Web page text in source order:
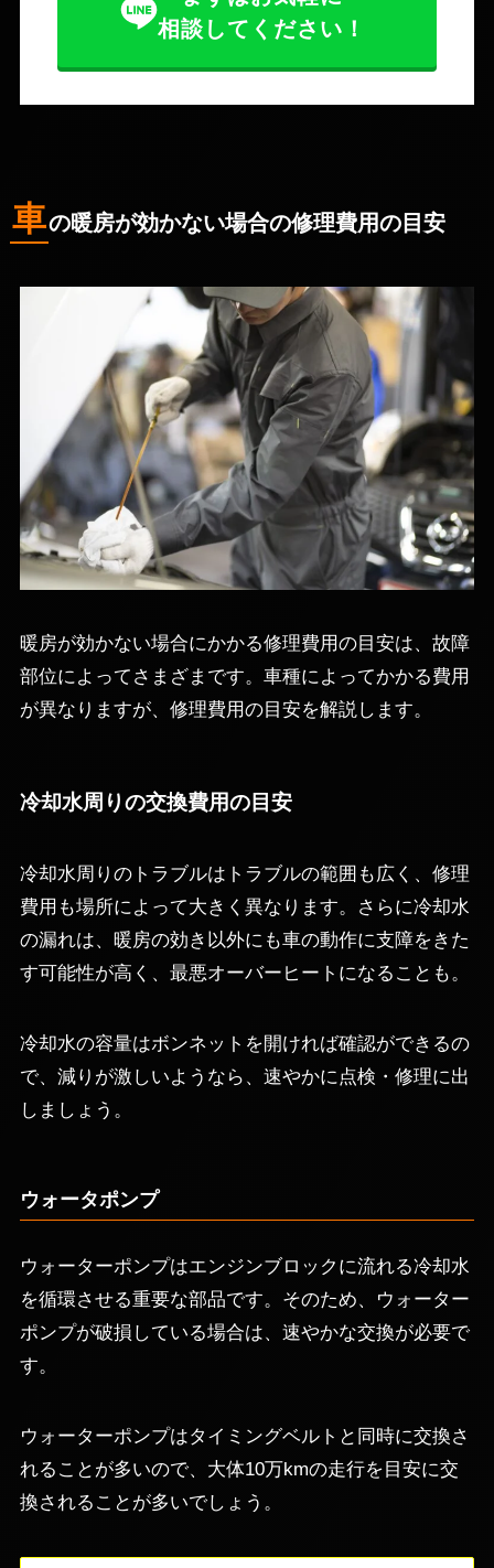
相談してください！
車の暖房が効かない場合の修理費用の目安
暖房が効かない場合にかかる修理費用の目安は、故障
部位によってさまざまです。車種によってかかる費用
が異なりますが、修理費用の目安を解説します。
冷却水周りの交換費用の目安
冷却水周りのトラブルはトラブルの範囲も広く、修理
費用も場所によって大きく異なります。さらに冷却水
の漏れは、暖房の効き以外にも車の動作に支障をきた
す可能性が高く、最悪オーバーヒートになることも。
冷却水の容量はボンネットを開ければ確認ができるの
で、減りが激しいようなら、速やかに点検・修理に出
しましょう。
ウォータポンプ
ウォーターポンプはエンジンブロックに流れる冷却水
を循環させる重要な部品です。そのため、ウォーター
ポンプが破損している場合は、速やかな交換が必要で
す。
ウォーターポンプはタイミングベルトと同時に交換さ
れることが多いので、大体10万kmの走行を目安に交
換されることが多いでしょう。